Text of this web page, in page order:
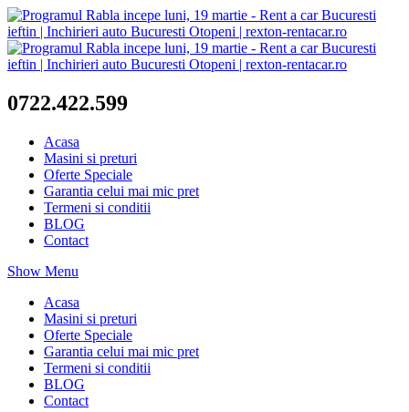
0722.422.599
Acasa
Masini si preturi
Oferte Speciale
Garantia celui mai mic pret
Termeni si conditii
BLOG
Contact
Show Menu
Acasa
Masini si preturi
Oferte Speciale
Garantia celui mai mic pret
Termeni si conditii
BLOG
Contact